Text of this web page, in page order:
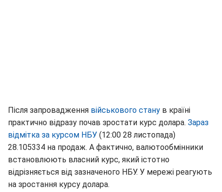
Після запровадження військового стану в країні
практично відразу почав зростати курс долара. Зараз
відмітка за курсом НБУ (12:00 28 листопада)
28.105334 на продаж. А фактично, валютообмінники
встановлюють власний курс, який істотно
відрізняється від зазначеного НБУ. У мережі реагують
на зростання курсу долара.